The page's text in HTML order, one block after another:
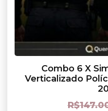
Combo 6 X
Verticalizado
R$